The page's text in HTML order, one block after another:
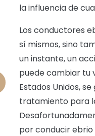
la influencia de
Los conductores
sí mismos, sino
un instante, un
puede cambiar tu
Estados Unidos,
tratamiento para
por conducir